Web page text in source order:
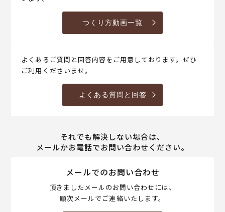
つくり方動画一覧
よくあるご質問と回答内容をご用意しております。ぜひ
ご利用くださいませ。
よくある質問と回答
それでも解決しない場合は、
メールかお電話でお問い合わせください。
メールでのお問い合わせ
頂きましたメールのお問い合わせには、
順次メールでご連絡いたします。